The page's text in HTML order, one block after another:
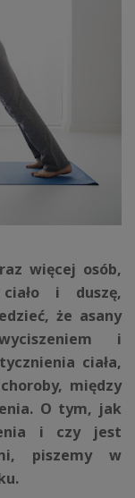
więcej osób,
i duszę,
że asany
i
ciała,
między
O tym, jak
i czy jest
piszemy w